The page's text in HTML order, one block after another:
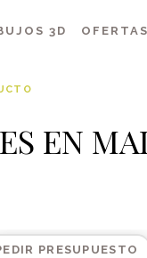
3D OFERTAS
EN
PRESUPUESTO